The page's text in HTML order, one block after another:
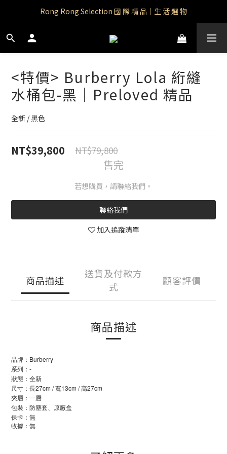
Rong Rong Paradise｜知名IP授權品牌｜Care Bears
Rong Rong Selection 國 際 精 品｜生 活 選 物
Rong Rong Selection服 飾 | 自 訂 品 牌 服 飾
<特價> Burberry Lola 絎縫
水桶包-黑｜Preloved 精品
全新 / 黑色
NT$39,800 NT$79,800
售完
若想購買，請聯絡我們。
聯絡我們
加入追蹤清單
商品描述
送貨及付款方
式
顧客評價
商品描述
品牌：Burberry
系列：-
狀態：全新
尺寸：長27cm / 寬13cm / 高27cm
夾層：一層
包裝：防塵套、原廠盒
保卡：無
收據：無